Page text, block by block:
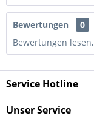
Bewertungen
0
Bewertungen
Service Hotline
Unser Service